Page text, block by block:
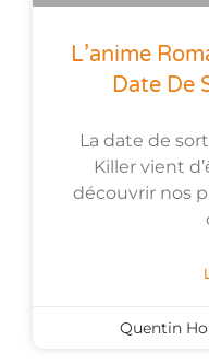
L’anime
Date De
La date de
Killer vient
découvrir nos
Quentin